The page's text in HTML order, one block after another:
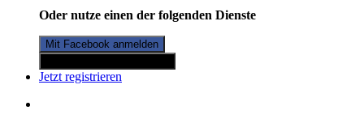
Oder nutze einen der folgenden Dienste
Mit Facebook anmelden
Jetzt registrieren